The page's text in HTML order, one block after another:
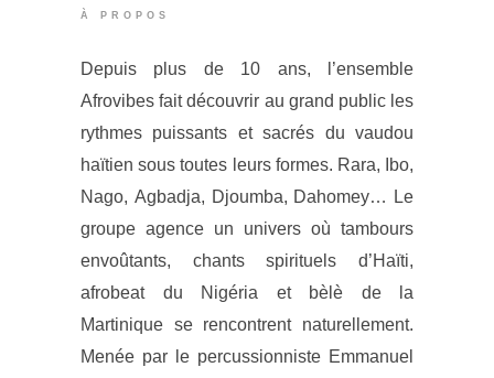
À PROPOS
Depuis plus de 10 ans, l’ensemble
Afrovibes fait découvrir au grand public les
rythmes puissants et sacrés du vaudou
haïtien sous toutes leurs formes. Rara, Ibo,
Nago, Agbadja, Djoumba, Dahomey… Le
groupe agence un univers où tambours
envoûtants, chants spirituels d’Haïti,
afrobeat du Nigéria et bèlè de la
Martinique se rencontrent naturellement.
Menée par le percussionniste Emmanuel